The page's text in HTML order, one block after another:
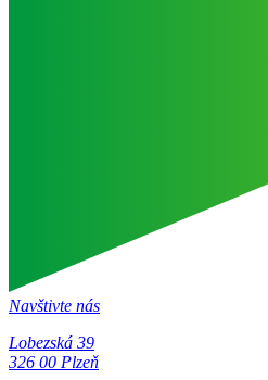
Navštivte nás
Lobezská 39
326 00 Plzeň